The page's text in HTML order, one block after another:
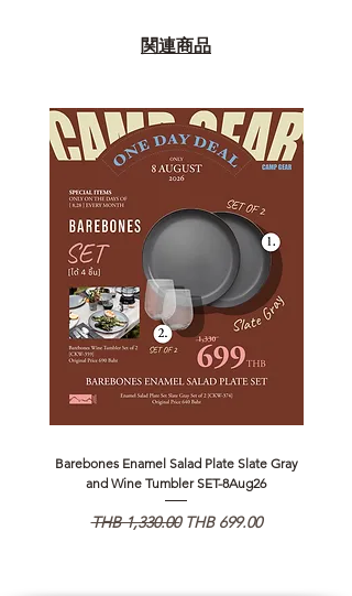
関連商品
Barebones Enamel Salad Plate Slate Gray
and Wine Tumbler SET-8Aug26
通常価格
THB 1,330.00 セール価格
THB 699.00